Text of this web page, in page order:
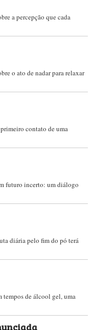
a percepção que cada
o ato de nadar para relaxar
contato de uma
futuro incerto: um diálogo
diária pelo fim do pó terá
tempos de álcool gel, uma